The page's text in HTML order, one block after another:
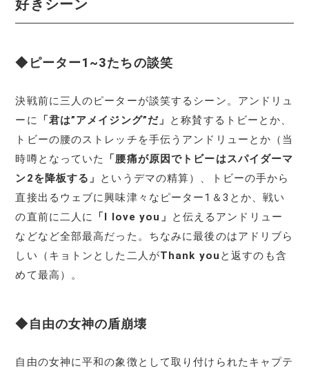
好きシーン
◆ピーター1~3たちの談笑
決戦前に三人のピーターが談笑するシーン。アンドリュ
ーに
「君は”アメイジング”だ」 と称賛するトビーとか、
トビーの腰のストレッチを手伝うアンドリューとか（当
時噂となっていた
「腰痛が原因でトビーはスパイダーマ
ン2を降板する」 というデマの精算）、トビーの手から
直接出るウェブに興味津々なピーター1＆3とか、戦い
の直前に二人に
「I love you」
と伝えるアンドリュー
などなど全部最高だった。ちなみに最後のはアドリブら
しい（キョトンとした二人がThank you と返すのも含
めて最高）。
◆自由の女神の盾崩壊
自由の女神に平和の象徴として取り付けられたキャプテ